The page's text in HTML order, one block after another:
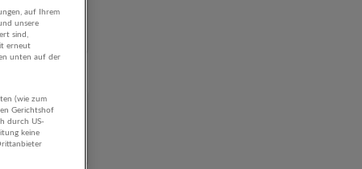
auf Ihrem
unsere
sind,
erneut
unten auf der
(wie zum
Gerichtshof
durch US-
keine